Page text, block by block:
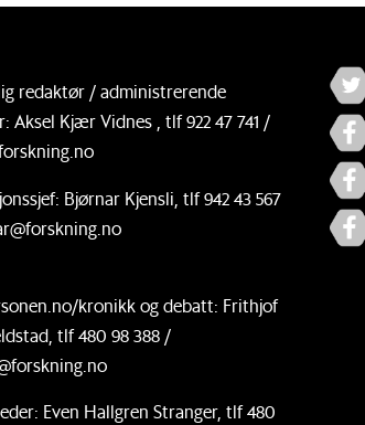
redaktør / administrerende
Aksel Kjær Vidnes , tlf 922 47 741 /
Bjørnar Kjensli, tlf 942 43 567
kronikk og debatt: Frithjof
tlf 480 98 388 /
Even Hallgren Stranger, tlf 480